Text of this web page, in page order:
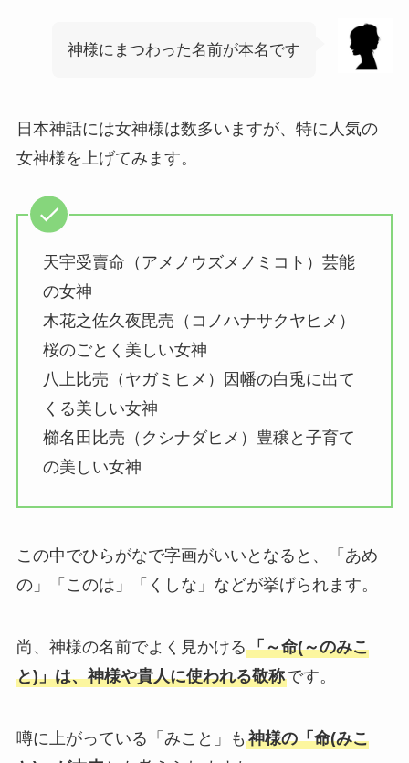
神様にまつわった名前が本名です
日本神話には女神様は数多いますが、特に人気の
女神様を上げてみます。
天宇受賣命（アメノウズメノミコト）芸能
の女神
木花之佐久夜毘売（コノハナサクヤヒメ）
桜のごとく美しい女神
八上比売（ヤガミヒメ）因幡の白兎に出て
くる美しい女神
櫛名田比売（クシナダヒメ）豊穣と子育て
の美しい女神
この中でひらがなで字画がいいとなると、「あめ
の」「このは」「くしな」などが挙げられます。
尚、神様の名前でよく見かける「～命(～のみこ
と)」は、神様や貴人に使われる敬称です。
噂に上がっている「みこと」も 神様の「命(みこ